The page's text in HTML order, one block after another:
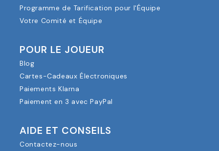
Programme de Tarification pour l'Équipe
Votre Comité et Équipe
POUR LE JOUEUR
Blog
Cartes-Cadeaux Électroniques
Paiements Klarna
Paiement en 3 avec PayPal
AIDE ET CONSEILS
Contactez-nous